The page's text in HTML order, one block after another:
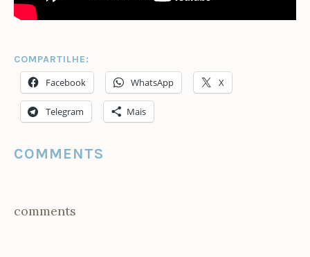
COMPARTILHE:
Facebook WhatsApp X
Telegram Mais
COMMENTS
comments